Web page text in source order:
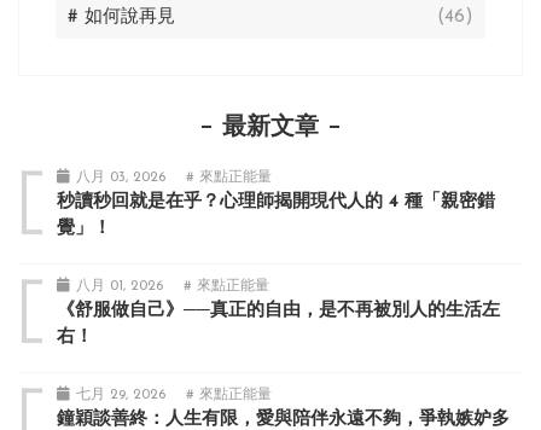
# 如何說再見 (46)
最新文章
八月 03, 2026 # 來點正能量
秒讀秒回就是在乎？心理師揭開現代人的 4 種「親密錯
覺」！
八月 01, 2026 # 來點正能量
《舒服做自己》──真正的自由，是不再被別人的生活左
右！
七月 29, 2026 # 來點正能量
鐘穎談善終：人生有限，愛與陪伴永遠不夠，爭執嫉妒多